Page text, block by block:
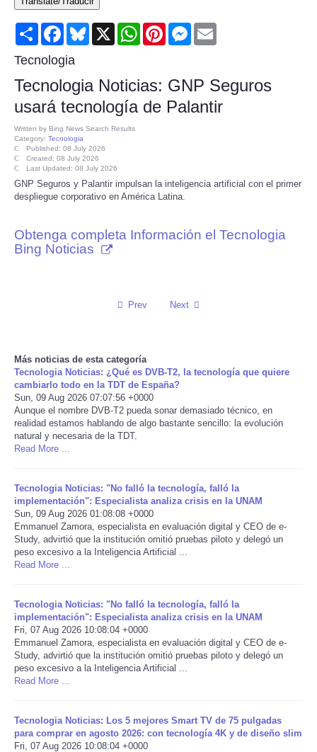
Consumer
Consumer Affairs Recalls
Food & Drug Recalls
Product Safety News
Entertainment
Health
Pets
Science
Social
Sports
Technology
Travel
USA
NOTICIAS
Portada de Noticias
Ciencia
Share FacebookBluesky
X WhatsAppPinterestMessenger
Tecnologia
Tecnologia Noticias: GNP Seguros
usará tecnología de Palantir
Written by Bing News Search Results
Category: Tecnologia
Published: 08 July 2026
Created: 08 July 2026
Last Updated: 08 July 2026
GNP Seguros y Palantir impulsan la inteligencia artificial con el primer
despliegue corporativo en América Latina.
Obtenga completa Información el Tecnologia
Bing Noticias
Prev Next
Más noticias de esta categoría
Tecnologia Noticias: ¿Qué es DVB-T2, la tecnología que quiere
cambiarlo todo en la TDT de España?
Sun, 09 Aug 2026 07:07:56 +0000
Aunque el nombre DVB-T2 pueda sonar demasiado técnico, en
realidad estamos hablando de algo bastante sencillo: la evolución
natural y necesaria de la TDT.
Read More ...
Tecnologia Noticias: "No falló la tecnología, falló la
implementación": Especialista analiza crisis en la UNAM
Sun, 09 Aug 2026 01:08:08 +0000
Emmanuel Zamora, especialista en evaluación digital y CEO de e-
Study, advirtió que la institución omitió pruebas piloto y delegó un
peso excesivo a la Inteligencia Artificial ...
Read More ...
Tecnologia Noticias: "No falló la tecnología, falló la
implementación": Especialista analiza crisis en la UNAM
Fri, 07 Aug 2026 10:08:04 +0000
Emmanuel Zamora, especialista en evaluación digital y CEO de e-
Study, advirtió que la institución omitió pruebas piloto y delegó un
peso excesivo a la Inteligencia Artificial ...
Read More ...
Tecnologia Noticias: Los 5 mejores Smart TV de 75 pulgadas
para comprar en agosto 2026: con tecnología 4K y de diseño slim
Fri, 07 Aug 2026 10:08:04 +0000